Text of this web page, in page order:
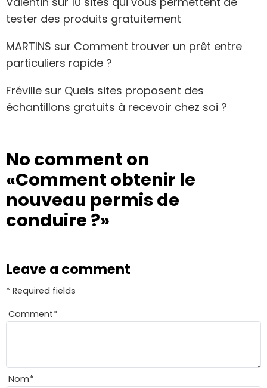
tester des produits gratuitement
MARTINS sur Comment trouver un prêt entre
particuliers rapide ?
Fréville sur Quels sites proposent des
échantillons gratuits à recevoir chez soi ?
No comment on
«Comment obtenir le
nouveau permis de
conduire ?»
Leave a comment
* Required fields
Comment*
Nom*